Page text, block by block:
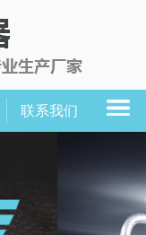
联系我们